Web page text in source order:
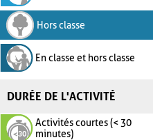
Hors classe
En classe et hors classe
DURÉE DE L'ACTIVITÉ
Activités courtes (< 30
minutes)